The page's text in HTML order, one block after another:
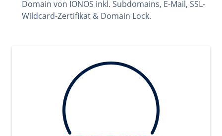
Domain von IONOS inkl. Subdomains, E-Mail, SSL-
Wildcard-Zertifikat & Domain Lock.